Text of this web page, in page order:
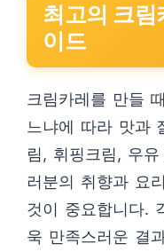
최고의 크림
이드
크림카레를 만들
느냐에 따라 맛과
림, 휘핑크림, 우
러분의 취향과 요
것이 중요합니다.
욱 만족스러운 결